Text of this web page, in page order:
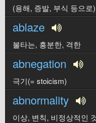
(용해, 증발, 부식 등으
ablaze
불타는, 흥분한, 격한
abnegation
극기(= stoicism)
abnormality
이상, 변칙, 비정상적인